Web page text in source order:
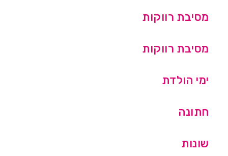
מסיבת רווקות
מסיבת רווקות
ימי הולדת
חתונה
שונות